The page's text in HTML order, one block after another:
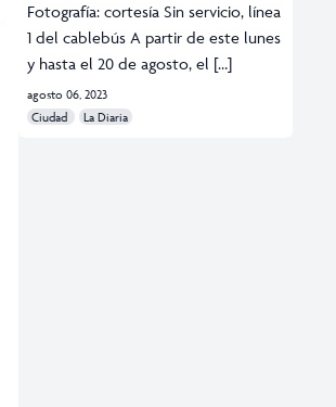
Fotografía: cortesía Sin servicio, línea
1 del cablebús A partir de este lunes
y hasta el 20 de agosto, el […]
agosto 06, 2023
Ciudad
La Diaria